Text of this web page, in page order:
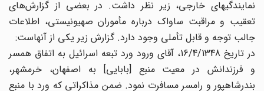
نمایندگیهای خارجی، زیر نظر داشت. در بعضی از گزارش‌های
تعقیب و مراقبت ساواک درباره مأموران صهیونیستی، اطلاعات
جالب توجه و قابل تأملی وجود دارد. گزارش زیر یکی از آنهاست:
در تاریخ 16/4/1348، آقای ورود ورد تبعه اسرائیل به اتفاق همسر
و فرزندانش در معیت منبع [بابایی] به اصفهان، خرمشهر،
بندرشاهپور و رامسر مسافرت نمود. ضمن مذاکراتی که ورد با منبع